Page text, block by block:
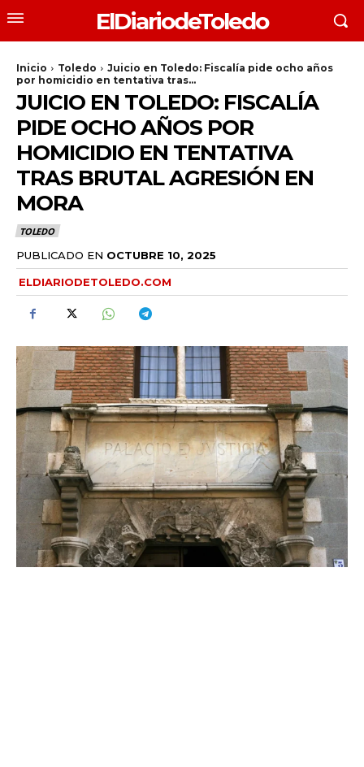
ElDiariodeToledo
Inicio Toledo
Juicio en Toledo: Fiscalía pide ocho años
por homicidio en tentativa tras...
JUICIO EN TOLEDO: FISCALÍA
PIDE OCHO AÑOS POR
HOMICIDIO EN TENTATIVA
TRAS BRUTAL AGRESIÓN EN
MORA
TOLEDO
PUBLICADO EN OCTUBRE 10, 2025
ELDIARIODETOLEDO.COM